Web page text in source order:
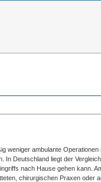
weniger ambulante
In Deutschland liegt der
nach Hause gehen kann.
chirurgischen Praxen oder